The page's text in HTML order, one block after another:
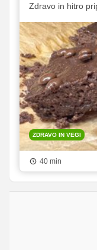
Zdravo in hitro
ZDRAVO IN VEGI
40 min